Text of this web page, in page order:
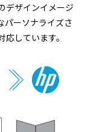
デザインイメージ
パーソナライズさ
しています。